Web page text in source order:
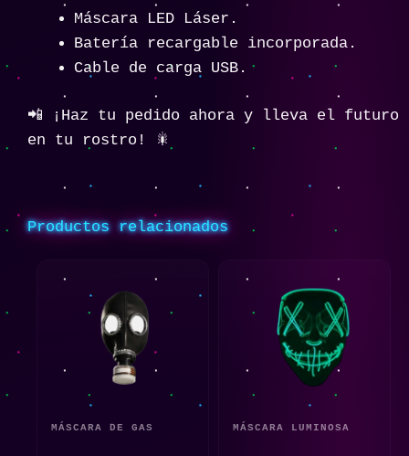
Máscara LED Láser.
Batería recargable incorporada.
Cable de carga USB.
📲 ¡Haz tu pedido ahora y lleva el futuro
en tu rostro! 🎇
Productos relacionados
MÁSCARA DE GAS MÁSCARA LUMINOSA